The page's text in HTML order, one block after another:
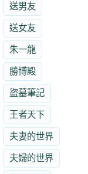
送男友
送女友
朱一龍
勝博殿
盜墓筆記
王者天下
夫妻的世界
夫婦的世界